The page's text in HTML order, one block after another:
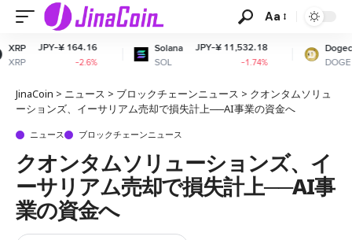
Aa
Solana
SOL
JPY-¥ 11,532.18
-1.74%
Dogecoin
DOGE
JPY-¥ 10.94
-1.42%
JinaCoin > ニュース > ブロックチェーンニュース > クオンタムソリュ
ーションズ、イーサリアム売却で損失計上──AI事業の資金へ
ニュース ブロックチェーンニュース
クオンタムソリューションズ、イ
ーサリアム売却で損失計上──AI事
業の資金へ